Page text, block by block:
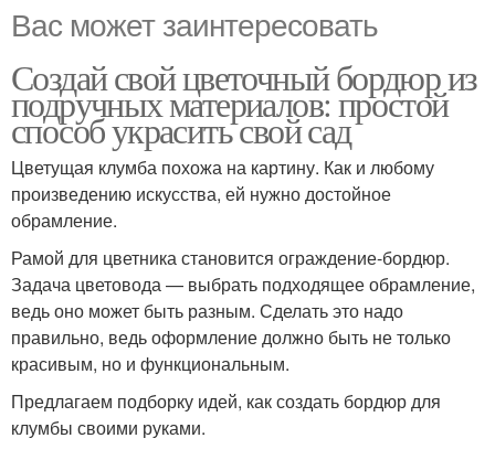
Вас может заинтересовать
Создай свой цветочный бордюр из
подручных материалов: простой
способ украсить свой сад
Цветущая клумба похожа на картину. Как и любому
произведению искусства, ей нужно достойное
обрамление.
Рамой для цветника становится ограждение-бордюр.
Задача цветовода — выбрать подходящее обрамление,
ведь оно может быть разным. Сделать это надо
правильно, ведь оформление должно быть не только
красивым, но и функциональным.
Предлагаем подборку идей, как создать бордюр для
клумбы своими руками.